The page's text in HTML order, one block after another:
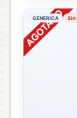
GENERICA Sin